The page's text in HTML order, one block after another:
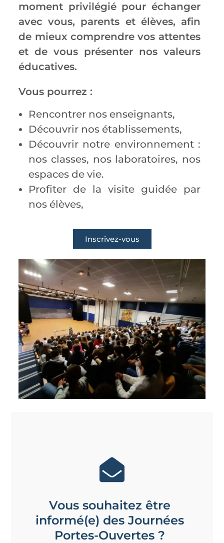
moment privilégié pour échanger
avec vous, parents et élèves, afin
de mieux comprendre vos attentes
et de vous présenter nos valeurs
éducatives.
Vous pourrez :
Rencontrer nos enseignants,
Découvrir nos établissements,
Découvrir notre environnement :
nos classes, nos laboratoires, nos
espaces de vie.
Profiter de la visite guidée par
nos élèves,
Inscrivez-vous
Vous souhaitez être
informé(e) des Journées
Portes-Ouvertes ?